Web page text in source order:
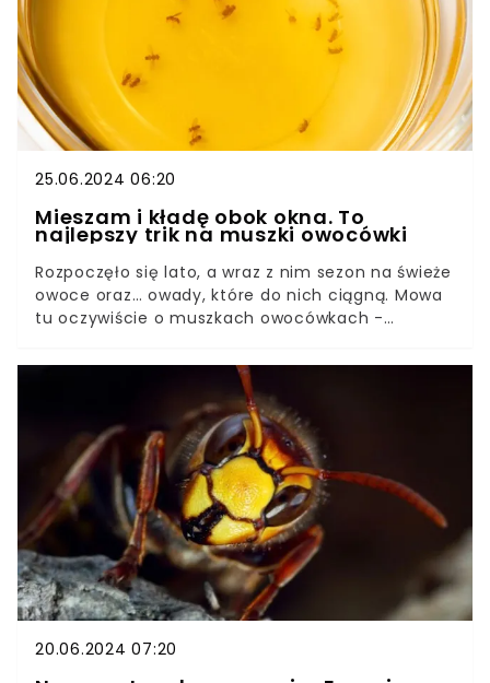
25.06.2024 06:20
Mieszam i kładę obok okna. To
najlepszy trik na muszki owocówki
Rozpoczęło się lato, a wraz z nim sezon na świeże
owoce oraz… owady, które do nich ciągną. Mowa
tu oczywiście o muszkach owocówkach -
być prawdziwym utrapieniem w naszych
domach.Wystarczy odrobina resztek po jedzeniu
lub napojach, by w naszej kuchni zadomowili się
nieproszeni goście. Jak sobie poradzić z ich plagą
przy pomocy naturalnych środków i domowych
sposobów? Te metody sobie z nimi poradzą.
20.06.2024 07:20